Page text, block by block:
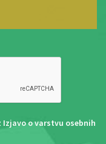
Izjavo o varstvu osebnih